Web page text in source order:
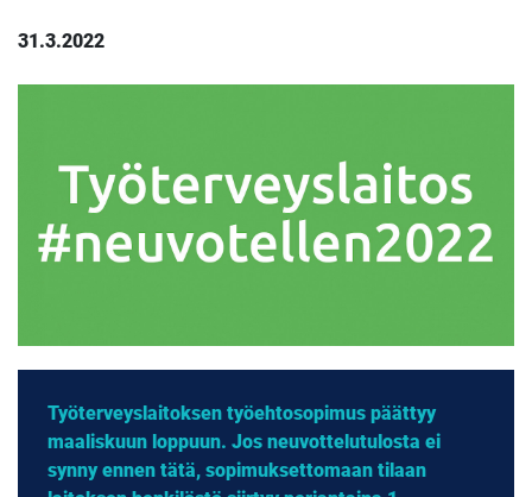
31.3.2022
Työterveyslaitoksen työehtosopimus päättyy
maaliskuun loppuun. Jos neuvottelutulosta ei
synny ennen tätä, sopimuksettomaan tilaan